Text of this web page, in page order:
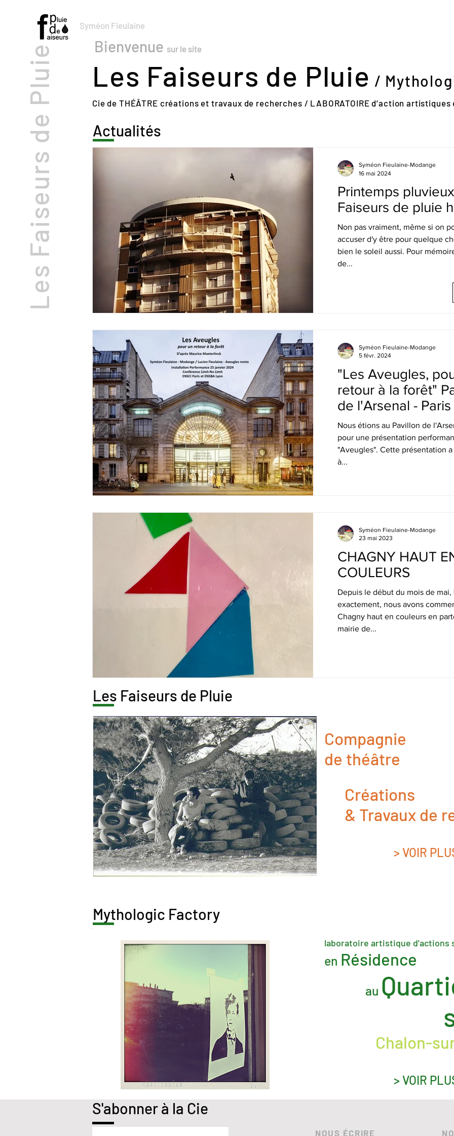
Les Faiseurs de Pluie
Syméon Fieulaine
Bienvenue sur le site
Les Faiseurs de Pluie /
Cie de THÉÂTRE créations et travaux de recherches / LABORATOIRE d’action
Actualités
Printemps
Faiseurs de pluie
Non pas vraiment, même si on
accuser d'y être pour quelque
bien le soleil aussi. Pour
de...
Syméon Fieulaine-Modange
16 mai 2024
"Les Aveugles,
retour à la forêt"
de l'Arsenal - Paris
Nous étions au Pavillon de
pour une présentation
"Aveugles". Cette présentation
à...
Syméon Fieulaine-Modange
5 févr. 2024
CHAGNY HAUT
COULEURS
Depuis le début du mois de mai,
exactement, nous avons
Chagny haut en couleurs en
mairie de...
Syméon Fieulaine-Modange
23 mai 2023
Les Faiseurs de Pluie
Compagnie
de théâtre
Créations
& Travaux de
> VOIR
Mythologic Factory
laboratoire artistique d'actions
en Résidence
au
Chalon-
> VOIR
S'abonner à la Cie
NOUS ÉCRIRE